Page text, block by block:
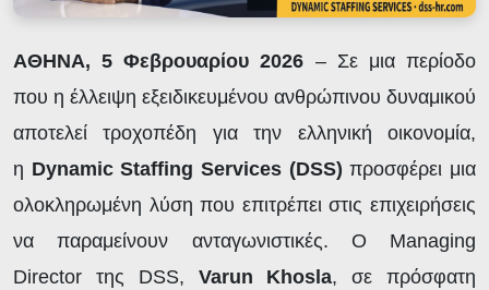
ΑΘΗΝΑ, 5 Φεβρουαρίου 2026 – Σε μια περίοδο
που η έλλειψη εξειδικευμένου ανθρώπινου δυναμικού
αποτελεί τροχοπέδη για την ελληνική οικονομία,
η DynamicStaffing Services (DSS) προσφέρει μια
ολοκληρωμένη λύση που επιτρέπει στις επιχειρήσεις
να παραμείνουν ανταγωνιστικές. Ο Managing
Director της DSS, Varun Khosla, σε πρόσφατη